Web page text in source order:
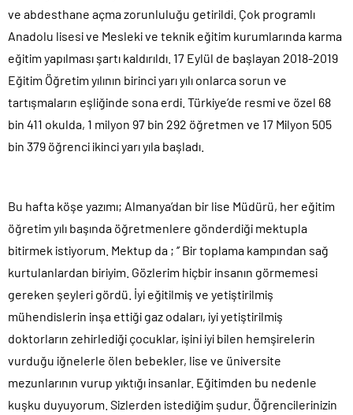
ve abdesthane açma zorunluluğu getirildi. Çok programlı
Anadolu lisesi ve Mesleki ve teknik eğitim kurumlarında karma
eğitim yapılması şartı kaldırıldı. 17 Eylül de başlayan 2018-2019
Eğitim Öğretim yılının birinci yarı yılı onlarca sorun ve
tartışmaların eşliğinde sona erdi. Türkiye’de resmi ve özel 68
bin 411 okulda, 1 milyon 97 bin 292 öğretmen ve 17 Milyon 505
bin 379 öğrenci ikinci yarı yıla başladı.
Bu hafta köşe yazımı; Almanya’dan bir lise Müdürü, her eğitim
öğretim yılı başında öğretmenlere gönderdiği mektupla
bitirmek istiyorum. Mektup da ; ‘’ Bir toplama kampından sağ
kurtulanlardan biriyim. Gözlerim hiçbir insanın görmemesi
gereken şeyleri gördü. İyi eğitilmiş ve yetiştirilmiş
mühendislerin inşa ettiği gaz odaları, iyi yetiştirilmiş
doktorların zehirlediği çocuklar, işini iyi bilen hemşirelerin
vurduğu iğnelerle ölen bebekler, lise ve üniversite
mezunlarının vurup yıktığı insanlar. Eğitimden bu nedenle
kuşku duyuyorum. Sizlerden istediğim şudur. Öğrencilerinizin